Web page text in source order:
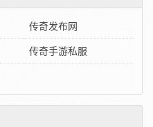
传奇发布网
传奇手游私服